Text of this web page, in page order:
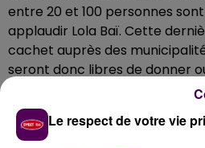
entre 20 et 100 personnes
applaudir Lola Baï. Cette
cachet auprès des
seront donc libres de donner
Écouter Lola Baï
Le respect de votre vie